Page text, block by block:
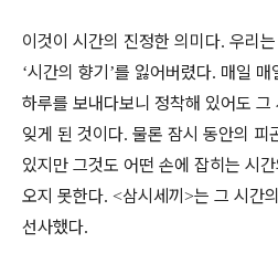
이것이 시간의 진정한 의미다. 우리
‘시간의 향기 ’를 잃어버렸다. 매일 매
하루를 보내다보니 정착해 있어도 그
잊게 된 것이다. 물론 잠시 동안의 피
있지만 그것도 어떤 손에 잡히는 시
오지 못한다. <삼시세끼 >는 그 시간
선사했다.